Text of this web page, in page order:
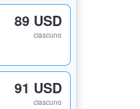
89 USD
ciascuno
91 USD
ciascuno